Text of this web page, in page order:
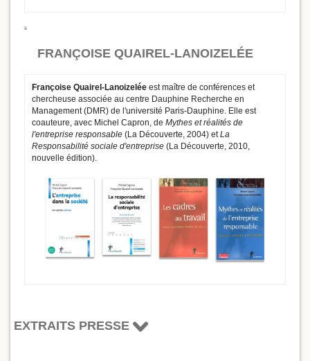
FRANÇOISE QUAIREL-LANOIZELÉE
Françoise Quairel-Lanoizelée est maître de conférences et
chercheuse associée au centre Dauphine Recherche en
Management (DMR) de l'université Paris-Dauphine. Elle est
coauteure, avec Michel Capron, de Mythes et réalités de
l'entreprise responsable (La Découverte, 2004) etLa
Responsabilité sociale d'entreprise (La Découverte, 2010,
nouvelle édition).
EXTRAITS PRESSE